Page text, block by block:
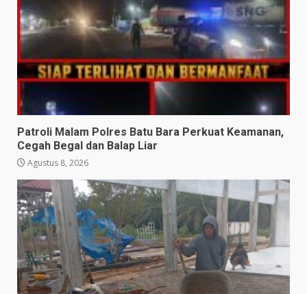
Patroli Malam Polres Batu Bara Perkuat Keamanan,
Cegah Begal dan Balap Liar
Agustus 8, 2026